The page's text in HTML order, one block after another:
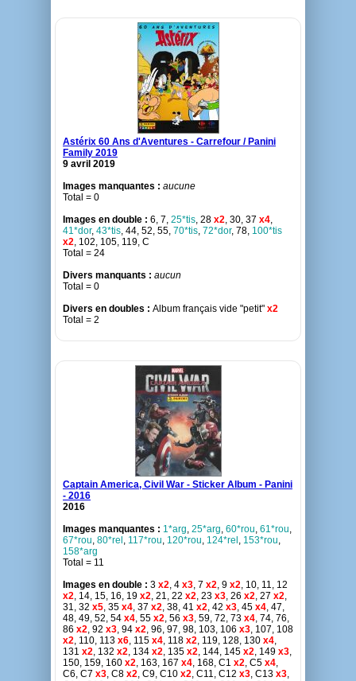
Astérix 60 Ans d'Aventures - Carrefour / Panini
Family 2019
9 avril 2019
Images manquantes : aucune
Total = 0
Images en double : 6, 7, 25*tis, 28 x2, 30, 37 x4,
41*dor, 43*tis, 44, 52, 55, 70*tis, 72*dor, 78, 100*tis
x2, 102, 105, 119, C
Total = 24
Divers manquants : aucun
Total = 0
Divers en doubles : Album français vide "petit" x2
Total = 2
Captain America, Civil War - Sticker Album - Panini
- 2016
2016
Images manquantes : 1*arg, 25*arg, 60*rou, 61*rou,
67*rou, 80*rel , 117*rou, 120*rou, 124*rel , 153*rou,
158*arg
Total = 11
Images en double : 3 x2, 4 x3, 7 x2, 9 x2, 10, 11, 12
x2, 14, 15, 16, 19 x2, 21, 22 x2, 23 x3, 26 x2, 27 x2,
31, 32 x5, 35 x4, 37 x2, 38, 41 x2, 42 x3, 45 x4, 47,
48, 49, 52, 54 x4, 55 x2, 56 x3, 59, 72, 73 x4, 74, 76,
86 x2, 92 x3, 94 x2, 96, 97, 98, 103, 106 x3, 107, 108
x2, 110, 113 x6, 115 x4, 118 x2, 119, 128, 130 x4,
131 x2, 132 x2, 134 x2, 135 x2, 144, 145 x2, 149 x3,
150, 159, 160 x2, 163, 167 x4, 168, C1 x2, C5 x4,
C6, C7 x3, C8 x2, C9, C10 x2, C11, C12 x3, C13 x3,